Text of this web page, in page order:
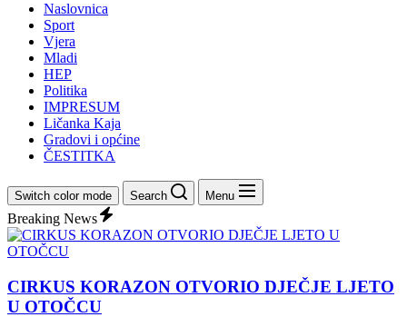
Naslovnica
Sport
Vjera
Mladi
HEP
Politika
IMPRESUM
Ličanka Kaja
Gradovi i općine
ČESTITKA
Switch color mode Search Menu
Breaking News
CIRKUS KORAZON OTVORIO DJEČJE LJETO
U OTOČCU